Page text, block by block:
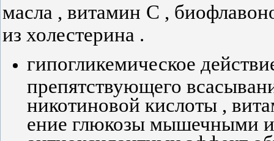
масла , витамин С ,
из холестерина .
гипогликемическое
препятствующего
никотиновой кислоты ,
ение глюкозы мышечными